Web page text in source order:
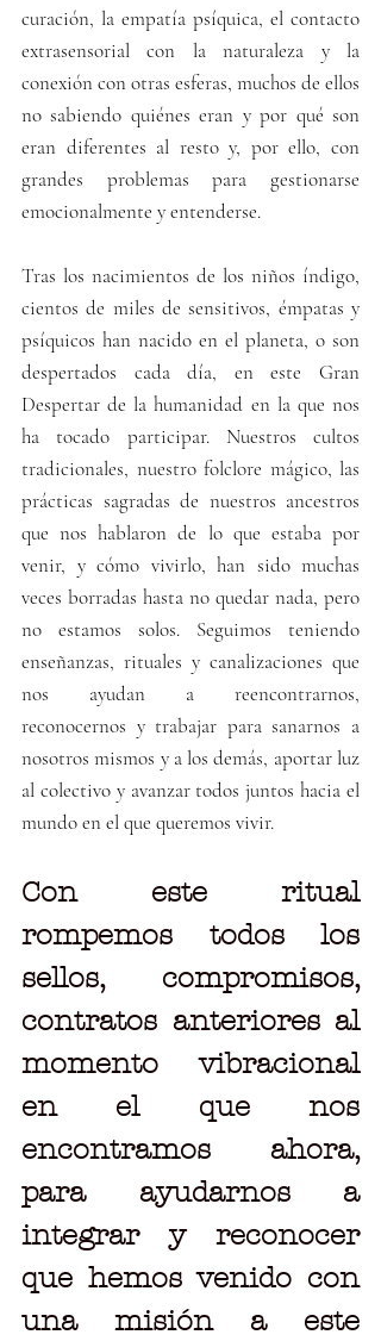
curación, la empatía psíquica, el contacto
extrasensorial con la naturaleza y la
conexión con otras esferas, muchos de ellos
no sabiendo quiénes eran y por qué son
eran diferentes al resto y, por ello, con
grandes problemas para gestionarse
emocionalmente y entenderse.
Tras los nacimientos de los niños índigo,
cientos de miles de sensitivos, émpatas y
psíquicos han nacido en el planeta, o son
despertados cada día, en este Gran
Despertar de la humanidad en la que nos
ha tocado participar. Nuestros cultos
tradicionales, nuestro folclore mágico, las
prácticas sagradas de nuestros ancestros
que nos hablaron de lo que estaba por
venir, y cómo vivirlo, han sido muchas
veces borradas hasta no quedar nada, pero
no estamos solos. Seguimos teniendo
enseñanzas, rituales y canalizaciones que
nos ayudan a reencontrarnos,
reconocernos y trabajar para sanarnos a
nosotros mismos y a los demás, aportar luz
al colectivo y avanzar todos juntos hacia el
mundo en el que queremos vivir.
Con este ritual
rompemos todos los
sellos, compromisos,
contratos anteriores al
momento vibracional
en el que nos
encontramos ahora,
para ayudarnos a
integrar y reconocer
que hemos venido con
una misión a este